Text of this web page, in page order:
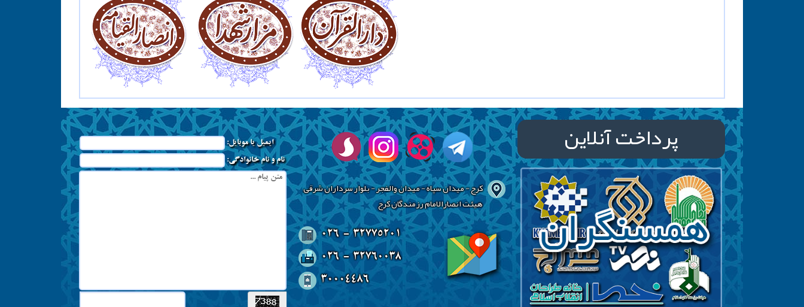
پرداخت آنلاین
کرج - میدان سپاه - میدان والفجر - بلوار سرداران شرقی
هیئت انصارالامام رزمندگان کرج
026 - 32775201
026 - 32760038
30004486
ایمیل یا موبایل:
نام و نام خانوادگی: